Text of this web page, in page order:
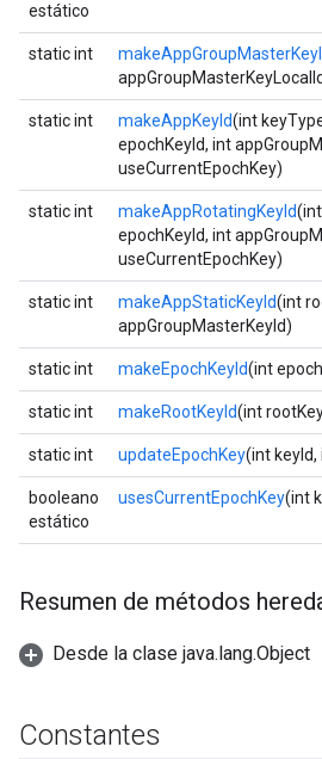
estático
static int
static int makeAppKeyId(int
epochKeyId, int
useCurrentEpochKey)
static int makeAppRotatingKeyId
epochKeyId, int
useCurrentEpochKey)
static int makeAppStaticKeyId(int
appGroupMasterKeyId)
static int makeEpochKeyId(int
static int makeRootKeyId(int
static int updateEpochKey(int keyId,
booleano
estático
usesCurrentEpochKey(int
Resumen de métodos
Desde la clase java.lang.Object
Constantes